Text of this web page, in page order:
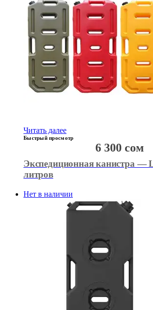
Читать далее
Быстрый просмотр
Экспедиционная канистра —
литров
6 300 сом
Нет в наличии